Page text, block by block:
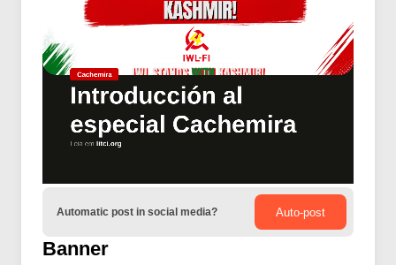
Automatic post in social media? Auto-post
Banner